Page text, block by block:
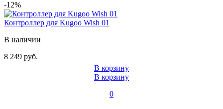
-12%
Контроллер для Kugoo Wish 01
В наличии
8 249 руб.
В корзину
В корзину
0